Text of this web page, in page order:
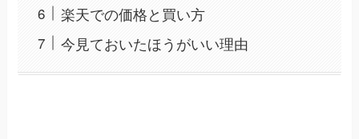
楽天での価格と買い方
今見ておいたほうがいい理由